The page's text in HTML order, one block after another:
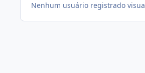
Nenhum usuário registrado